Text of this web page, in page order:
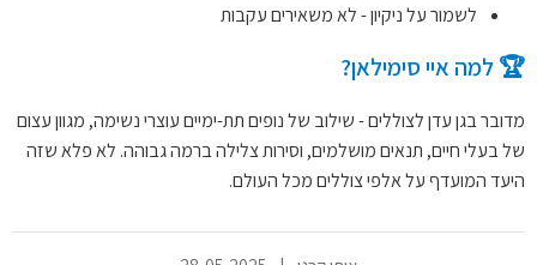
לשמור על ניקיון - לא משאירים עקבות
🏆 למה איי סימילאן?
מדובר בגן עדן לצוללים - שילוב של נופים תת-ימיים עוצרי נשימה, מגוון עצום
של בעלי חיים, תנאים מושלמים, וסירות צלילה ברמה גבוהה. לא פלא שזה
היעד המועדף על אלפי צוללים מכל העולם.